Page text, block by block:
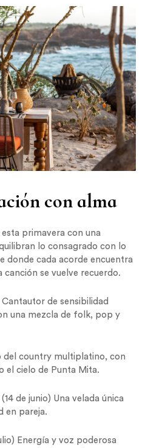
con alma
primavera con una
lo consagrado con lo
donde cada acorde encuentra
canción se vuelve recuerdo.
de sensibilidad
una mezcla de folk, pop y
del country multiplatino, con
el cielo de Punta Mita.
(14 de junio) Una velada única
en pareja.
Energía y voz poderosa